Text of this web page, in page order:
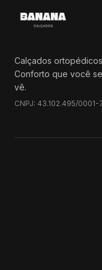
Calçados
Conforto que você
vê.
CNPJ: 43.102.495/0001-